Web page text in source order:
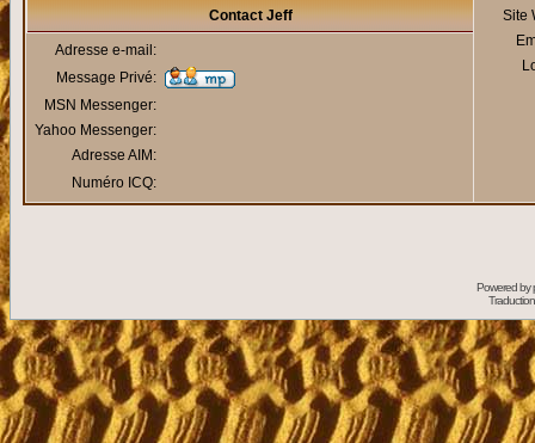
Site
Contact Jeff
Adresse e-mail:
Message Privé:
MSN Messenger:
Yahoo Messenger:
Adresse AIM:
Numéro ICQ:
Powered by